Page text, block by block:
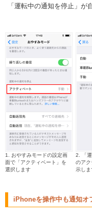
「運転中の通知を停止」が
1. おやすみモードの設定画
面で「アクティベート」を
選択します
2. 「
のア
示しま
iPhoneを操作中も通知オ